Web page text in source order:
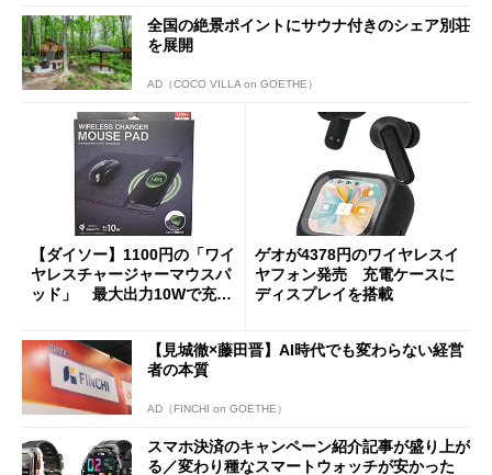
全国の絶景ポイントにサウナ付きのシェア別荘
を展開
AD（COCO VILLA on GOETHE）
【ダイソー】1100円の「ワイ
ヤレスチャージャーマウスパ
ッド」 最大出力10Wで充電
ゲオが4378円のワイヤレスイ
ヤフォン発売 充電ケースに
ディスプレイを搭載
【見城徹×藤田晋】AI時代でも変わらない経営
者の本質
AD（FINCHI on GOETHE）
スマホ決済のキャンペーン紹介記事が盛り上が
る／変わり種なスマートウォッチが安かった